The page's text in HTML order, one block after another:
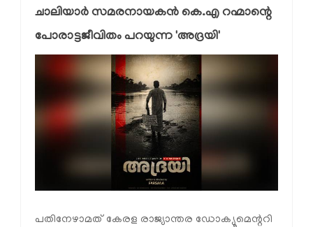
ചാലിയാർ സമരനായകൻ കെ.എ റഹ്മാന്റെ
പോരാട്ടജീവിതം പറയുന്ന 'അദ്രയി'
പതിനേഴാമത് കേരള രാജ്യാന്തര ഡോക്യൂമെന്ററി